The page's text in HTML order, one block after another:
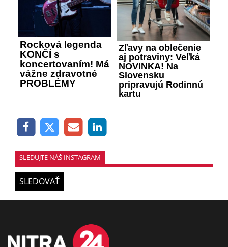
Rocková legenda
KONČÍ s
koncertovaním! Má
vážne zdravotné
PROBLÉMY
Zľavy na oblečenie
aj potraviny: Veľká
NOVINKA! Na
Slovensku
pripravujú Rodinnú
kartu
SLEDUJTE NÁŠ INSTAGRAM
SLEDOVAŤ